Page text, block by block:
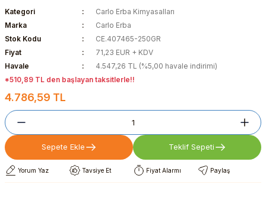
Kategori
Carlo Erba Kimyasalları
Marka
Carlo Erba
Stok Kodu
CE.407465-250GR
Fiyat
71,23 EUR + KDV
Havale
4.547,26 TL (%5,00 havale indirimi)
*510,89 TL den başlayan taksitlerle!!
4.786,59 TL
Sepete Ekle Teklif Sepeti
Yorum Yaz Tavsiye Et Fiyat Alarmı Paylaş